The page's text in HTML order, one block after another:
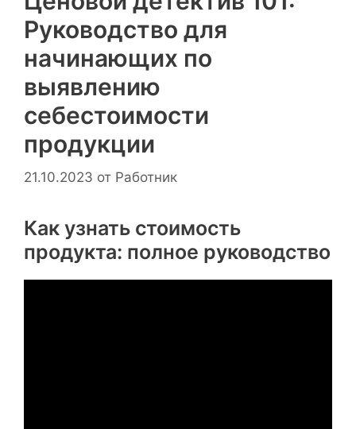
Руководство для
начинающих по
выявлению
себестоимости
продукции
21.10.2023 от Работник
Как узнать стоимость
продукта: полное руководство